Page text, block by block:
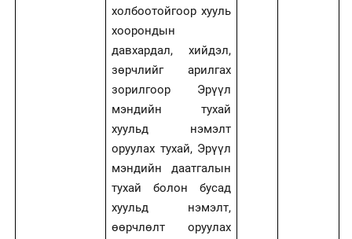
холбоотойгоор хууль
хоорондын
давхардал, хийдэл,
зөрчлийг арилгах
зорилгоор Эрүүл
мэндийн тухай
хуульд нэмэлт
оруулах тухай, Эрүүл
мэндийн даатгалын
тухай болон бусад
хуульд нэмэлт,
өөрчлөлт оруулах